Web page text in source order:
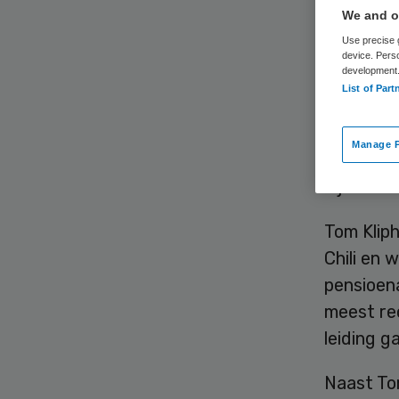
Tom
bestuur
Tom
Chili en
meest
leiding
Naast
We and
Use precise
device.
development.
List of
Manage